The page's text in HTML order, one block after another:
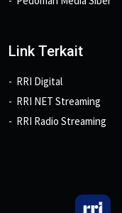
Link Terkait
RRI Digital
RRI NET Streaming
RRI Radio Streaming